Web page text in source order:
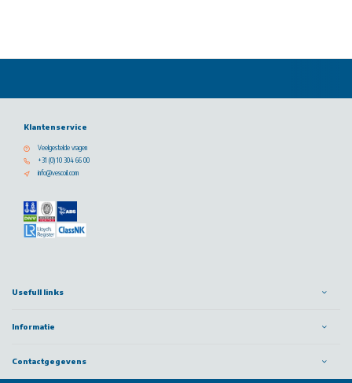
Klantenservice
Veelgestelde vragen
+31 (0) 10 304 66 00
info@vescoil.com
Usefull links
Informatie
Contactgegevens